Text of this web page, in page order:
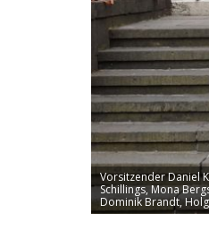
Vorsitzender Daniel
Schillings, Mona
Dominik Brandt,